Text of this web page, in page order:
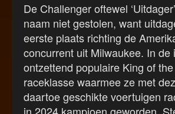
De Challenger oftewel
naam niet gestolen, want
eerste plaats richting de
concurrent uit Milwaukee. In de
ontzettend populaire King of
raceklasse waarmee ze met
daartoe geschikte voertuigen